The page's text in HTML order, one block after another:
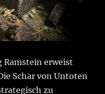
Ramstein erweist
Schar von Untoten
zu